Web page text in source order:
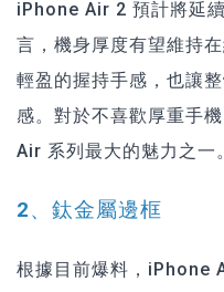
iPhone Air 2 預計將延
言，機身厚度有望維持
輕盈的握持手感，也讓
感。對於不喜歡厚重手
Air 系列最大的魅力之一。
2、鈦金屬邊框
根據目前爆料，iPhone